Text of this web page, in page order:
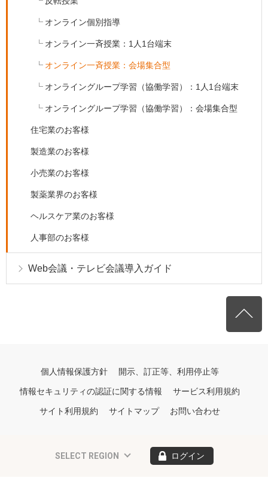
オンライン個別指導
オンライン一斉授業：1人1台端末
オンライン一斉授業：会場集合型
オンライングループ学習（協働学習）：1人1台端末
オンライングループ学習（協働学習）：会場集合型
住宅業のお客様
製造業のお客様
小売業のお客様
製薬業界のお客様
ヘルスケア業のお客様
人事部のお客様
Web会議・テレビ会議導入ガイド
個人情報保護方針 開示、訂正等、利用停止等
情報セキュリティの認証に関する情報 サービス利用規約
サイト利用規約 サイトマップ お問い合わせ
SELECT REGION ログイン